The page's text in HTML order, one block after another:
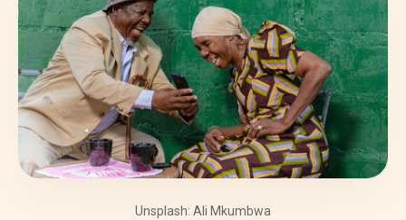
Unsplash: Ali Mkumbwa